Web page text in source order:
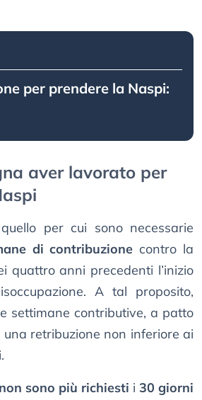
per prendere la Naspi:
aver lavorato per
per cui sono necessarie
di contribuzione contro la
quattro anni precedenti l’inizio
A tal proposito,
settimane contributive, a patto
retribuzione non inferiore ai
non sono più richiesti i 30 giorni